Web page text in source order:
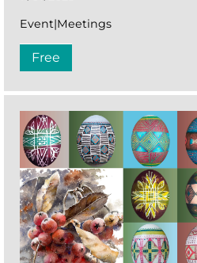
Event|Meetings
Free